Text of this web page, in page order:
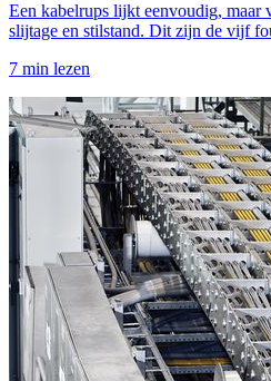
Een kabelrups lijkt eenvoudig, maar
slijtage en stilstand. Dit zijn de vijf
7 min lezen